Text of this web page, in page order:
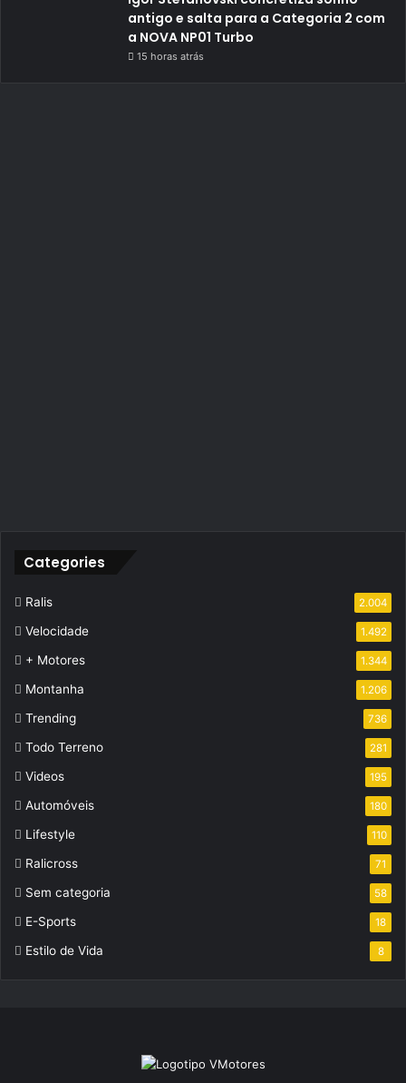
antigo e salta para a Categoria 2 com
a NOVA NP01 Turbo
15 horas atrás
Categories
Ralis 2.004
Velocidade 1.492
+ Motores 1.344
Montanha 1.206
Trending 736
Todo Terreno 281
Videos 195
Automóveis 180
Lifestyle 110
Ralicross 71
Sem categoria 58
E-Sports 18
Estilo de Vida 8